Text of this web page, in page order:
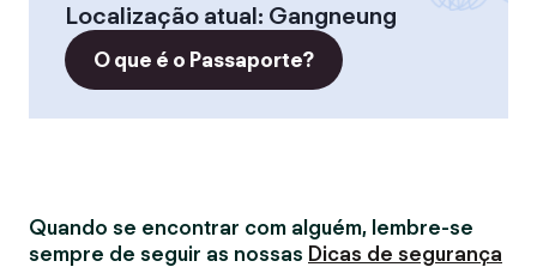
Localização atual: Gangneung
O que é o Passaporte?
Quando se encontrar com alguém, lembre-se
sempre de seguir as nossas Dicas de segurança